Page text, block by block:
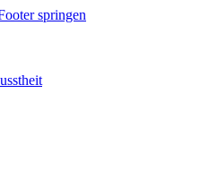
springen